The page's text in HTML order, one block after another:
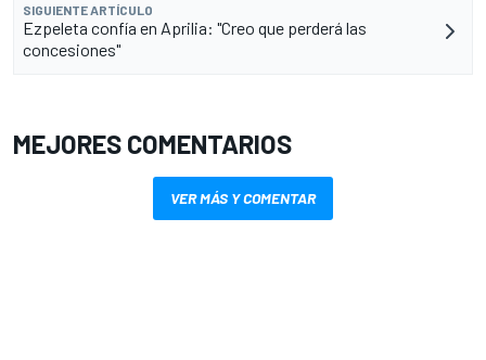
SIGUIENTE ARTÍCULO
Ezpeleta confía en Aprilia: "Creo que perderá las
concesiones"
MEJORES COMENTARIOS
VER MÁS Y COMENTAR